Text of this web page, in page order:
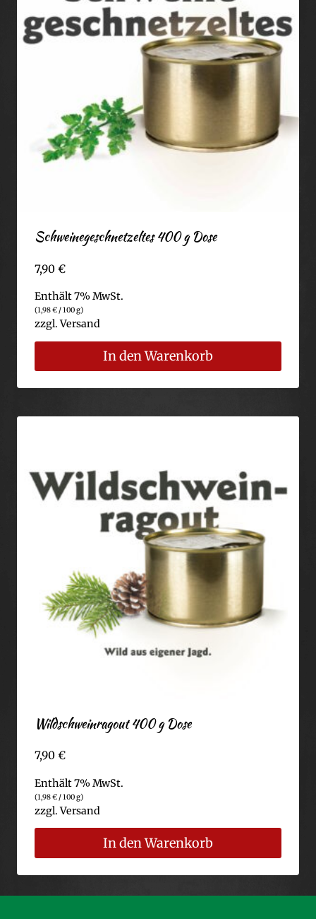
Schweinegeschnetzeltes 400 g Dose
7,90 €
Enthält 7% MwSt.
(1,98€ / 100 g)
zzgl.Versand
In den Warenkorb
Wildschweinragout 400 g Dose
7,90 €
Enthält 7% MwSt.
(1,98€ / 100 g)
zzgl.Versand
In den Warenkorb